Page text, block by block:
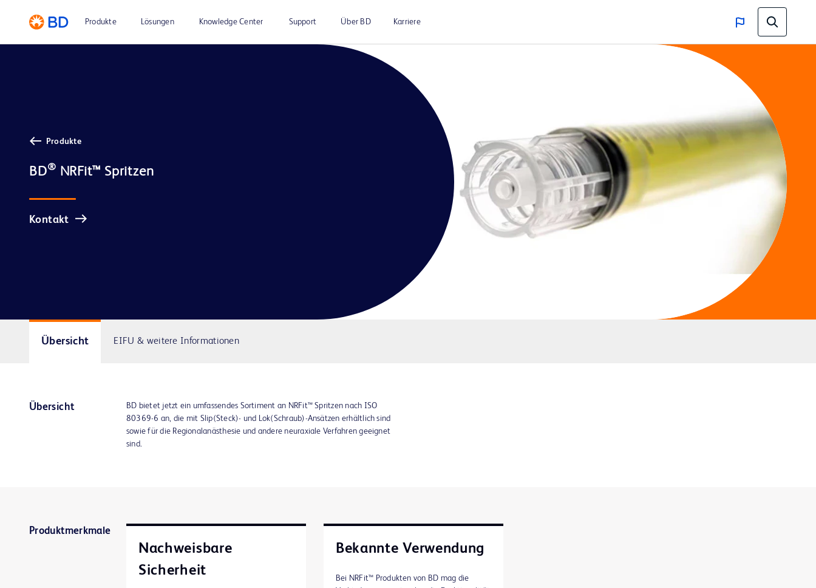
Produkte Lösungen Knowledge Center Support Über BD Karriere
Produkte
BD®
Kontakt
Übersicht EIFU & weitere Informationen
Übersicht
BD bietet jetzt ein umfassendes Sortiment an NRFit™ Spritzen nach ISO
80369-6 an, die mit Slip(Steck)- und Lok(Schraub)-Ansätzen erhältlich sind
sowie für die Regionalanästhesie und andere neuraxiale Verfahren geeignet
sind.
Produktmerkmale
Nachweisbare
Sicherheit
Bekannte Verwendung
Bei NRFit™ Produkten von BD mag die